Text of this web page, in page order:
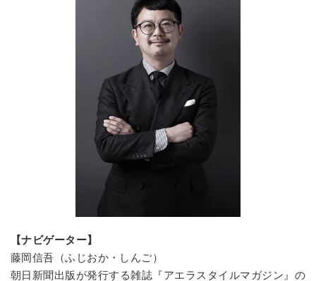
【ナビゲーター】
藤岡信吾（ふじおか・しんご）
朝日新聞出版が発行する雑誌『アエラスタイルマガジン』の